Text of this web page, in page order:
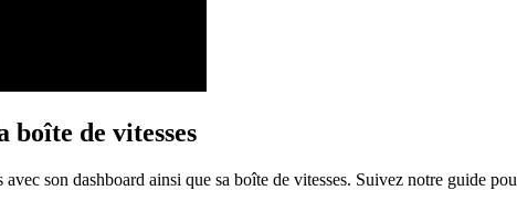
boîte de vitesses
son dashboard ainsi que sa boîte de vitesses. Suivez notre guide